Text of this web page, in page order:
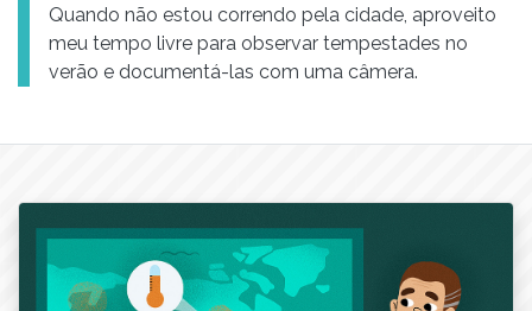
Quando não estou correndo pela cidade, aproveito
meu tempo livre para observar tempestades no
verão e documentá-las com uma câmera.